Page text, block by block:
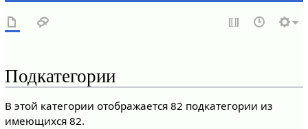
Подкатегории
В этой категории отображается 82 подкатегории из
имеющихся 82.